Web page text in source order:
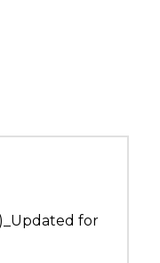
for